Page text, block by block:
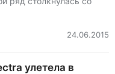
24.06.2015
улетела в